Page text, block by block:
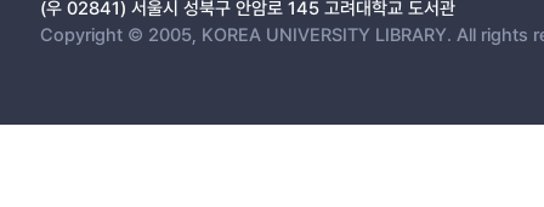
(우 02841) 서울시 성북구 안암로 145 고려대학교 도서관
Copyright © 2005, KOREA UNIVERSITY LIBRARY. All rights